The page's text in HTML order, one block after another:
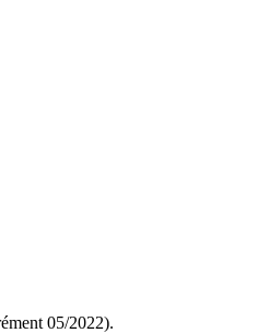
05/2022).